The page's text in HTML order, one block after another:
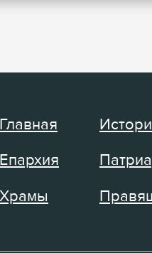
Главная
Епархия
Храмы